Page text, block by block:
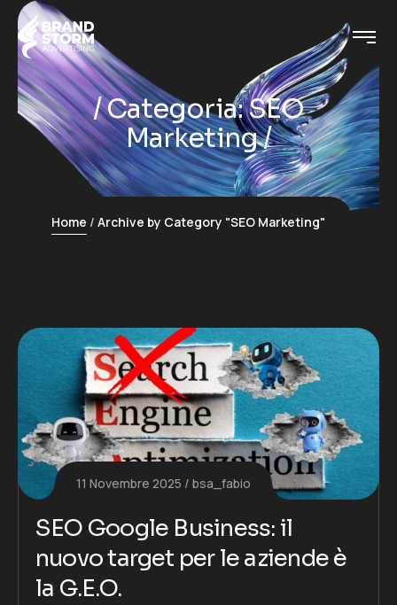
Categoria:SEO
Marketing
Home Archive by Category "SEO Marketing"
11 Novembre 2025 bsa_fabio
SEO Google Business: il
nuovo target per le aziende è
la G.E.O.